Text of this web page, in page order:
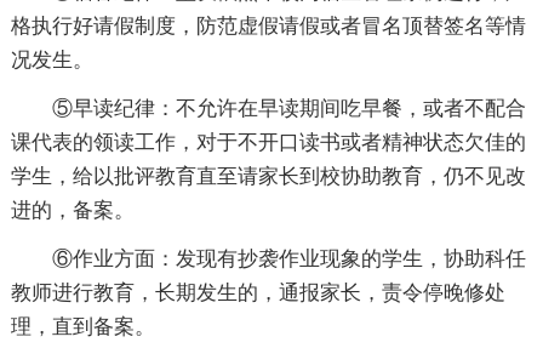
格执行好请假制度，防范虚假请假或者冒名顶替签名等情
况发生。
⑤早读纪律：不允许在早读期间吃早餐，或者不配合
课代表的领读工作，对于不开口读书或者精神状态欠佳的
学生，给以批评教育直至请家长到校协助教育，仍不见改
进的，备案。
⑥作业方面：发现有抄袭作业现象的学生，协助科任
教师进行教育，长期发生的，通报家长，责令停晚修处
理，直到备案。